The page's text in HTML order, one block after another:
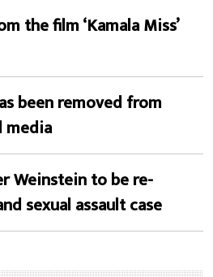
the film ‘Kamala Miss’
been removed from
media
Weinstein to be re-
sexual assault case